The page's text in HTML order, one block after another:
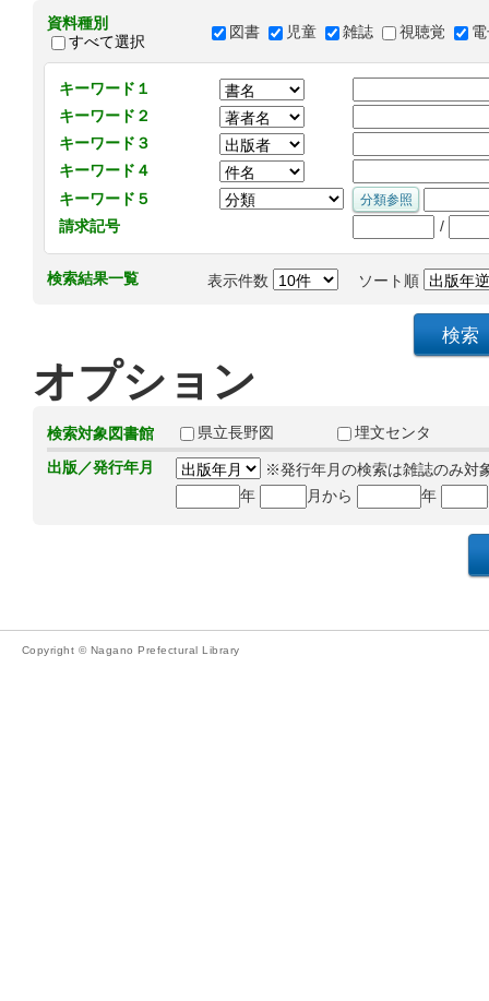
資料種別
すべて選択
図書 児童 雑誌 視聴覚
キーワード１
キーワード２
キーワード３
キーワード４
キーワード５
請求記号
/
検索結果一覧 表示件数 ソート順
オプション
検索対象図書館 県立長野図
埋文センタ
出版／発行年月
※発行年月の検索は雑誌のみ対
年
月から 年
Copyright © Nagano Prefectural Library